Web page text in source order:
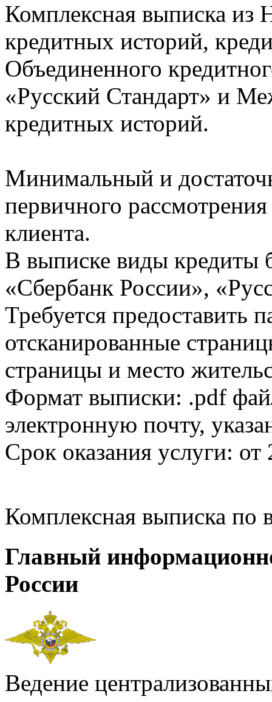
Комплексная выписка из
кредитных историй,
Объединенного
«Русский Стандарт» и
кредитных историй.
Минимальный и
первичного
клиента.
В выписке виды кредиты
«Сбербанк России»,
Требуется предоставить
отсканированные
страницы и место
Формат выписки: .pdf
электронную почту,
Срок оказания услуги: от
Комплексная выписка
Главный
России
Ведение